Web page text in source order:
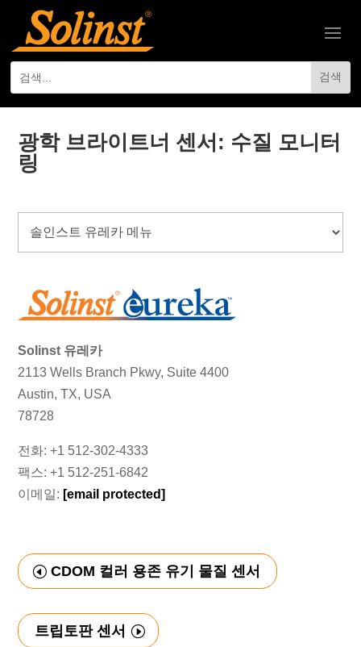
광학 브라이트너 센서: 수질 모니터
링
Solinst 유레카
2113 Wells Branch Pkwy, Suite 4400
Austin, TX, USA
78728
전화: +1 512-302-4333
팩스: +1 512-251-6842
이메일: [email protected]
CDOM 컬러 용존 유기 물질 센서
트립토판 센서